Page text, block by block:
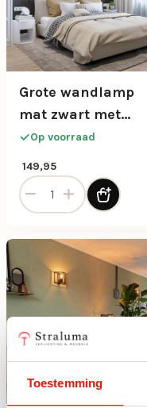
Toestemming
Grote wandlamp
mat zwart met
witte glazen bol
Op voorraad
149,95
Grote wandlamp mat